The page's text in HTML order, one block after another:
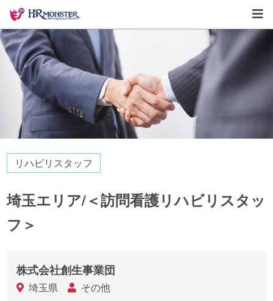
リハビリスタッフ
埼玉エリア/＜訪問看護リハビリスタッ
フ＞
株式会社創生事業団
埼玉県 その他